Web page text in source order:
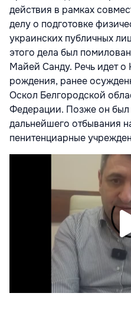
действия в рамках
делу о подготовке
украинских публичных
этого дела был
Майей Санду. Речь идет
рождения, ранее
Оскол Белгородской
Федерации. Позже он был
дальнейшего отбывания
пенитенциарные